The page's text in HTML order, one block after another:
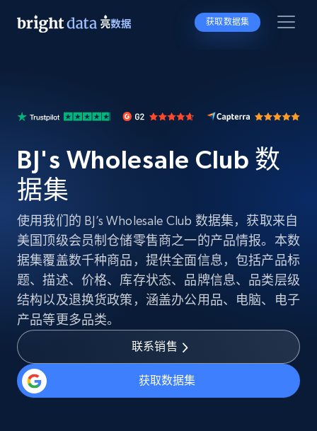
获取数据集
BJ's Wholesale Club 数
据集
使用我们的 BJ’s Wholesale Club 数据集，获取来自
美国顶级会员制仓储零售商之一的产品情报。本数
据集覆盖数千种商品，提供全面信息，包括产品标
题、描述、价格、库存状态、品牌信息、品类层级
结构以及退换货政策，涵盖办公用品、电脑、电子
产品等更多品类。
联系销售
获取数据集